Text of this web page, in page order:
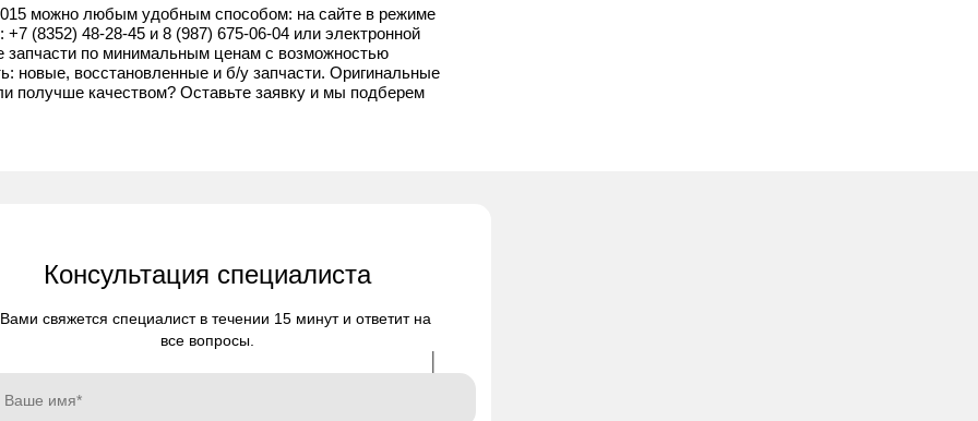
можно любым удобным способом: на сайте в режиме
+7 (8352) 48-28-45 и 8 (987) 675-06-04 или электронной
запчасти по минимальным ценам с возможностью
новые, восстановленные и б/у запчасти. Оригинальные
получше качеством? Оставьте заявку и мы подберем
Консультация специалиста
свяжется специалист в течении 15 минут и ответит на
все вопросы.